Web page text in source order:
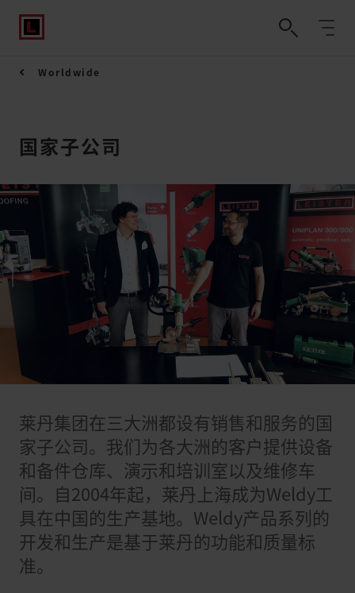
Worldwide
国家子公司
莱丹集团在三大洲都设有销售和服务的国
家子公司。我们为各大洲的客户提供设备
和备件仓库、演示和培训室以及维修车
间。自2004年起，莱丹上海成为Weldy工
具在中国的生产基地。Weldy产品系列的
开发和生产是基于莱丹的功能和质量标
准。